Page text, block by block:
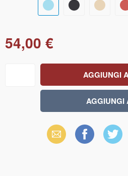
54,00 €
Email Facebook X